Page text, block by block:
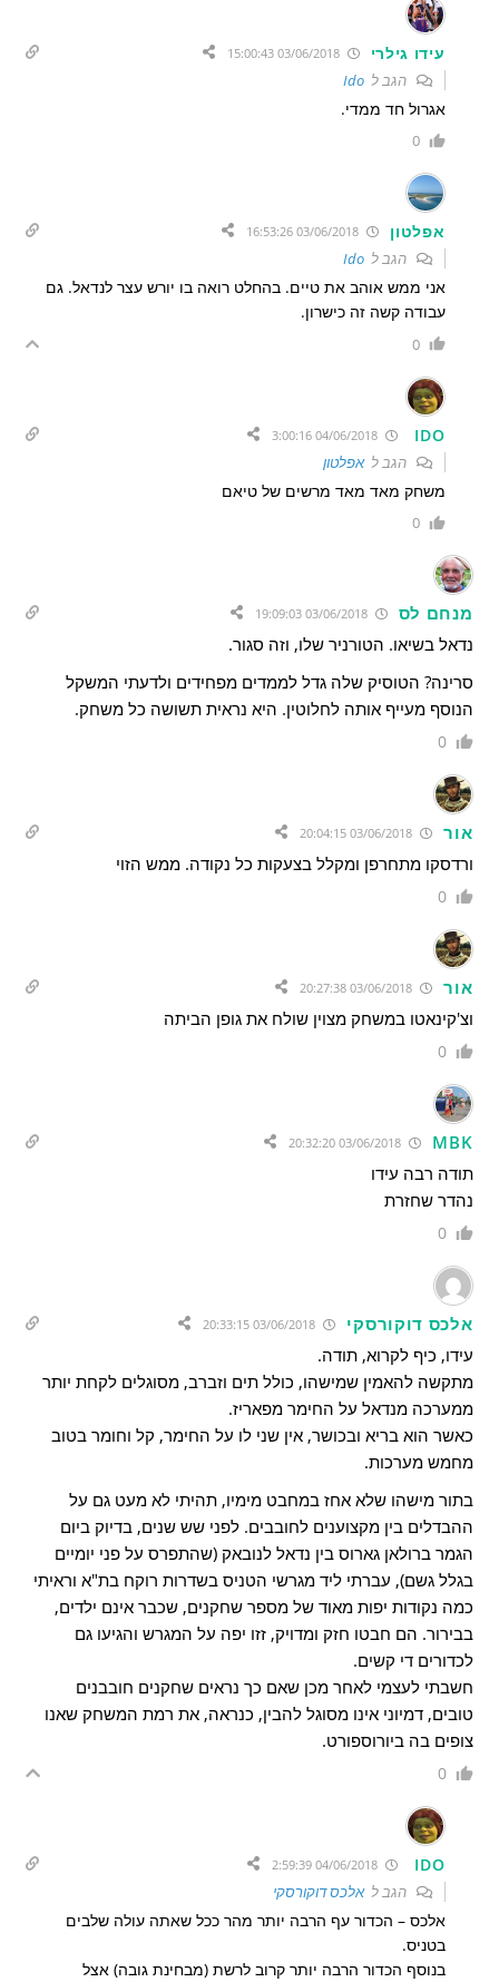
עידו גילרי 03/06/2018 15:00:43
הגב לIdo
אגרול חד ממדי.
0
אפלטון
הגב לIdo
אני ממש אוהב את טיים. בהחלט רואה בו יורש עצר לנדאל. גם
עבודה קשה זה כישרון.
0
IDO
הגב לאפלטון
משחק מאד מאד מרשים של טיאם
0
מנחם לס 03/06/2018 19:09:03
נדאל בשיאו. הטורניר שלו, וזה סגור.
סרינה? הטוסיק שלה גדל לממדים מפחידים ולדעתי המשקל
הנוסף מעייף אותה לחלוטין. היא נראית תשושה כל משחק.
0
אור
ורדסקו מתחרפן ומקלל בצעקות כל נקודה. ממש הזוי
0
אור
וצ'קינאטו במשחק מצוין שולח את גופן הביתה
0
MBK
תודה רבה עידו
נהדר שחזרת
0
אלכס דוקורסקי
עידו, כיף לקרוא, תודה.
מתקשה להאמין שמישהו, כולל תים וזברב, מסוגלים לקחת יותר
ממערכה מנדאל על החימר מפאריז.
כאשר הוא בריא ובכושר, אין שני לו על החימר, קל וחומר בטוב
מחמש מערכות.
בתור מישהו שלא אחז במחבט מימיו, תהיתי לא מעט גם על
ההבדלים בין מקצוענים לחובבים. לפני שש שנים, בדיוק ביום
הגמר ברולאן גארוס בין נדאל לנובאק (שהתפרס על פני יומיים
בגלל גשם), עברתי ליד מגרשי הטניס בשדרות רוקח בת"א וראיתי
כמה נקודות יפות מאוד של מספר שחקנים, שכבר אינם ילדים,
בבירור. הם חבטו חזק ומדויק, זזו יפה על המגרש והגיעו גם
לכדורים די קשים.
חשבתי לעצמי לאחר מכן שאם כך נראים שחקנים חובבנים
טובים, דמיוני אינו מסוגל להבין, כנראה, את רמת המשחק שאנו
צופים בה ביורוספורט.
0
IDO
הגב לאלכס דוקורסקי
אלכס – הכדור עף הרבה יותר מהר ככל שאתה עולה שלבים
בטניס.
בנוסף הכדור הרבה יותר קרוב לרשת (מבחינת גובה) אצל